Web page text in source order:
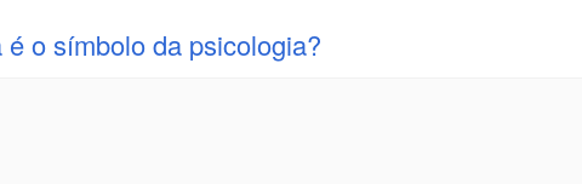
é o símbolo da psicologia?